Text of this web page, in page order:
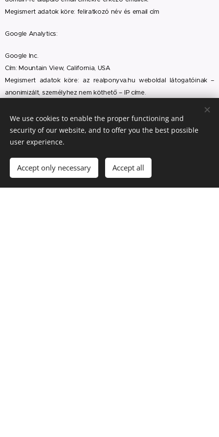
Megismert adatok köre: feliratkozó név és email cím
Google Analytics:
Google Inc.
Cím: Mountain View, California, USA
Megismert adatok köre: az realponyva.hu weboldal látogatóinak –
anonimizált, személyhez nem köthető – IP címe.
6. Adattovábbítás harmadik országba
A megfelelőségi határozat a Webnode és a Google adatkezelők
esetében érvényes.
Érintett jogai, és jogérvényesítési lehetőségei:
We use cookies to enable the proper functioning and
security of our website, and to offer you the best possible
user experience.
Accept only necessary Accept all